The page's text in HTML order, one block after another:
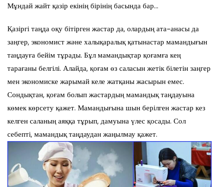
Мұндай жайт қазір екінің бірінің басында бар…
Қазіргі таңда оқу бітірген жастар да, олардың ата-анасы да
заңгер, экономист және халықаралық қатынастар мамандығын
таңдауға бейім тұрады. Бұл мамандықтар қоғамға кең
тарағаны белгілі. Алайда, қоғам өз саласын жетік білетін заңгер
мен экономиске жарымай келе жатқаны жасырын емес.
Сондықтан, қоғам болып жастардың мамандық таңдауына
көмек көрсету қажет. Мамандығына шын берілген жастар кез
келген саланың аяққа тұрып, дамуына үлес қосады. Сол
себепті, мамандық таңдаудан жаңылмау қажет.